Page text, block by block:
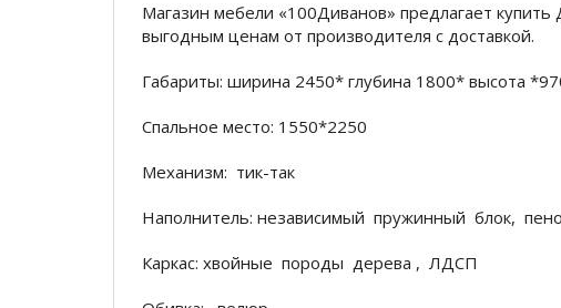
Магазин мебели «100Диванов» предлагает
выгодным ценам от производителя с доставкой.
Габариты: ширина 2450* глубина 1800* высота
Спальное место: 1550*2250
Механизм: тик-так
Наполнитель: независимый пружинный блок,
Каркас: хвойные породы дерева , ЛДСП